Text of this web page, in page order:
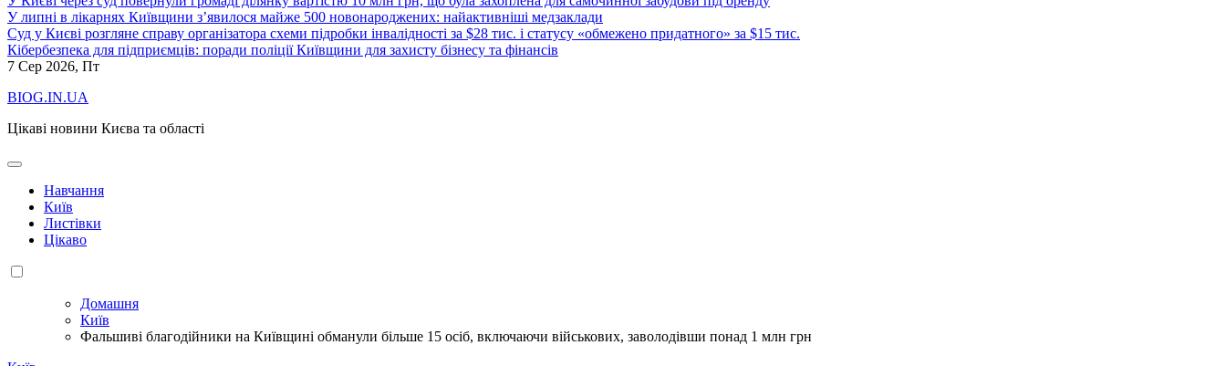
У липні в лікарнях Київщини з’явилося майже 500 новонароджених: найактивніші медзаклади
Суд у Києві розгляне справу організатора схеми підробки інвалідності за $28 тис. і статусу «обмежено придатного» за $15 тис.
Кібербезпека для підприємців: поради поліції Київщини для захисту бізнесу та фінансів
7 Сер 2026, Пт
BIOG.IN.UA
Цікаві новини Києва та області
Навчання
Київ
Листівки
Цікаво
Домашня
Київ
Фальшиві благодійники на Київщині обманули більше 15 осіб, включаючи військових, заволодівши понад 1 млн грн